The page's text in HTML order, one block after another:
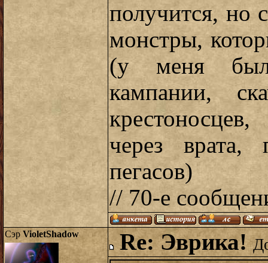
получится, но
монстры,
(у меня
кампании,
через врата,
пегасов)
// 70-е
Сэр VioletShadow Re: Эврика!